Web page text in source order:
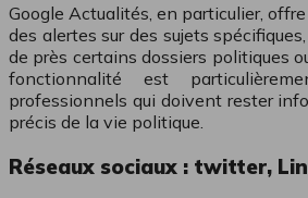
Google Actualités, en particulier,
des alertes sur des sujets
de près certains dossiers politiques
fonctionnalité est
professionnels qui doivent rester
précis de la vie politique.
Réseaux sociaux : twitter,